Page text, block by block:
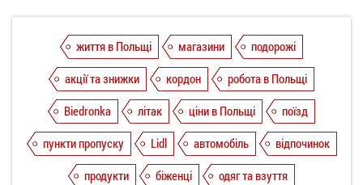
життя в Польщі магазини
подорожі
акції та знижки
кордон
робота в Польщі
Biedronka
літак ціни в Польщі
поїзд
пункти пропуску
Lidl автомобіль
відпочинок
продукти
біженці
одяг та взуття